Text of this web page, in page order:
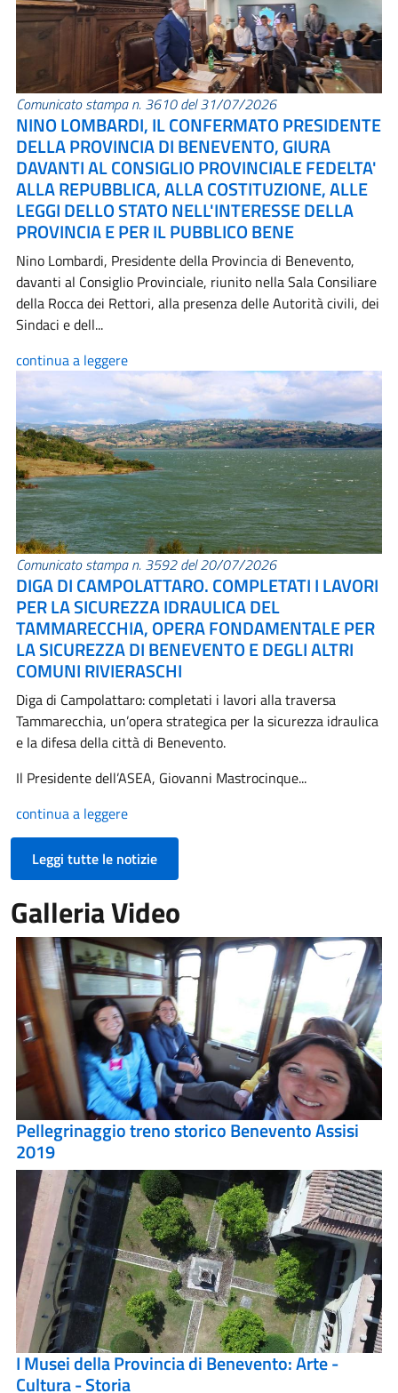
Comunicato stampa n. 3610 del 31/07/2026
NINO LOMBARDI, IL CONFERMATO PRESIDENTE
DELLA PROVINCIA DI BENEVENTO, GIURA
DAVANTI AL CONSIGLIO PROVINCIALE FEDELTA'
ALLA REPUBBLICA, ALLA COSTITUZIONE, ALLE
LEGGI DELLO STATO NELL'INTERESSE DELLA
PROVINCIA E PER IL PUBBLICO BENE
Nino Lombardi, Presidente della Provincia di Benevento,
davanti al Consiglio Provinciale, riunito nella Sala Consiliare
della Rocca dei Rettori, alla presenza delle Autorità civili, dei
Sindaci e dell...
continua a leggere
Comunicato stampa n. 3592 del 20/07/2026
DIGA DI CAMPOLATTARO. COMPLETATI I LAVORI
PER LA SICUREZZA IDRAULICA DEL
TAMMARECCHIA, OPERA FONDAMENTALE PER
LA SICUREZZA DI BENEVENTO E DEGLI ALTRI
COMUNI RIVIERASCHI
Diga di Campolattaro: completati i lavori alla traversa
Tammarecchia, un’opera strategica per la sicurezza idraulica
e la difesa della città di Benevento.
Il Presidente dell’ASEA, Giovanni Mastrocinque...
continua a leggere
Leggi tutte le notizie
Galleria Video
Pellegrinaggio treno storico Benevento Assisi
2019
I Musei della Provincia di Benevento: Arte -
Cultura - Storia